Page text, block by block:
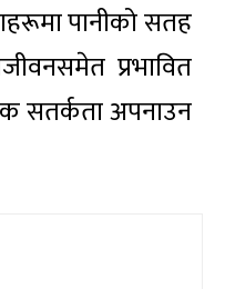
पानीको सतह
प्रभावित
अपनाउन